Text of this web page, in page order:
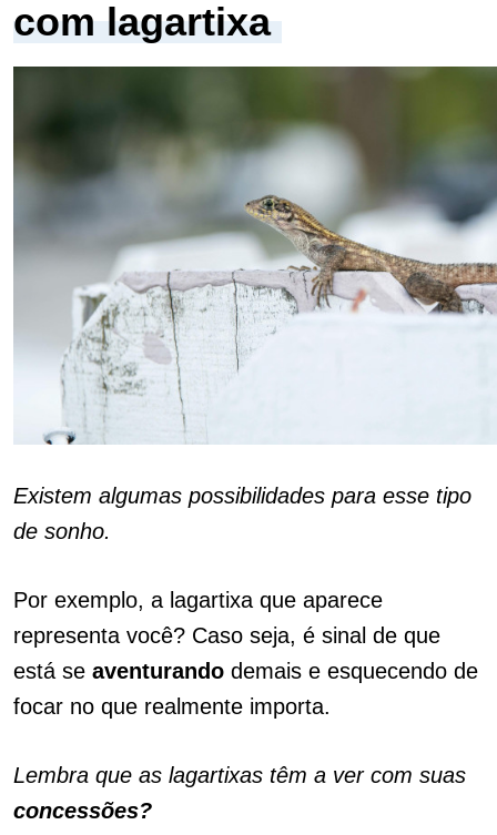
com lagartixa
Existem algumas possibilidades para esse tipo
de sonho.
Por exemplo, a lagartixa que aparece
representa você? Caso seja, é sinal de que
está se aventurando demais e esquecendo de
focar no que realmente importa.
Lembra que as lagartixas têm a ver com suas
concessões?